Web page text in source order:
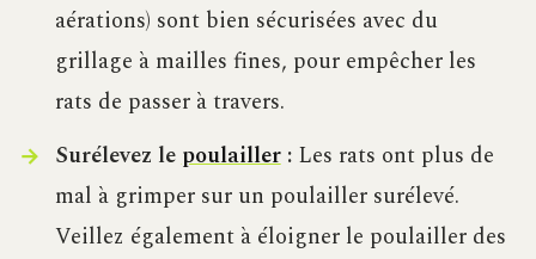
aérations) sont bien sécurisées avec du
grillage à mailles fines, pour empêcher les
rats de passer à travers.
Surélevez lepoulailler:Les rats ont plus de
mal à grimper sur un poulailler surélevé.
Veillez également à éloigner le poulailler des